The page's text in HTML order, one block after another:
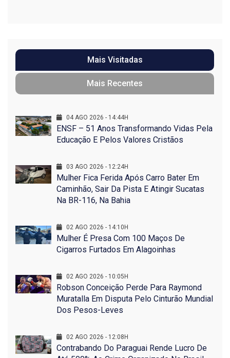
Mais Visitadas
Mais Recentes
04 AGO 2026 - 14:44H
ENSF – 51 Anos Transformando Vidas Pela
Educação E Pelos Valores Cristãos
03 AGO 2026 - 12:24H
Mulher Fica Ferida Após Carro Bater Em
Caminhão, Sair Da Pista E Atingir Sucatas
Na BR-116, Na Bahia
02 AGO 2026 - 14:10H
Mulher É Presa Com 100 Maços De
Cigarros Furtados Em Alagoinhas
02 AGO 2026 - 10:05H
Robson Conceição Perde Para Raymond
Muratalla Em Disputa Pelo Cinturão Mundial
Dos Pesos-Leves
02 AGO 2026 - 12:08H
Contrabando Do Paraguai Rende Lucro De